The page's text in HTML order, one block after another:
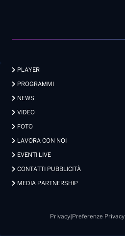
PLAYER
PROGRAMMI
NEWS
VIDEO
FOTO
LAVORA CON NOI
EVENTI LIVE
CONTATTI PUBBLICITÀ
MEDIA PARTNERSHIP
Privacy| Preferenze Privacy|